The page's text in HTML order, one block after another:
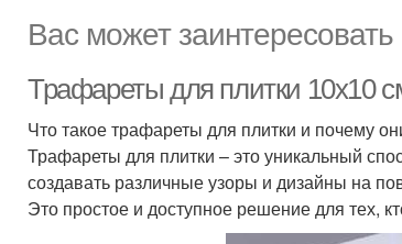
Вас может заинтересовать
Трафареты для плитки 10х10
Что такое трафареты для плитки и почему
Трафареты для плитки – это уникальный
создавать различные узоры и дизайны на
Это простое и доступное решение для тех,